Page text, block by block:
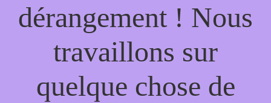
dérangement ! Nous
travaillons sur
quelque chose de